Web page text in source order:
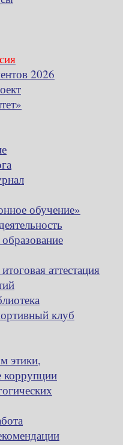
2026
обучение»
аттестация
клуб
этики,
коррупции